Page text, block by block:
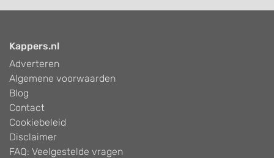
Kappers.nl
Adverteren
Algemene voorwaarden
Blog
Contact
Cookiebeleid
Disclaimer
FAQ: Veelgestelde vragen